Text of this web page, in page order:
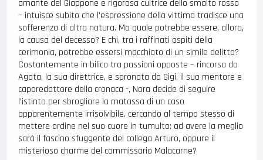
amante del Giappone e rigorosa cultrice dello smalto rosso
– intuisce subito che l’espressione della vittima tradisce una
sofferenza di altra natura. Ma quale potrebbe essere, allora,
la causa del decesso? E chi, tra i raffinati ospiti della
cerimonia, potrebbe essersi macchiato di un simile delitto?
Costantemente in bilico tra passioni opposte – rincorsa da
Agata, la sua direttrice, e spronata da Gigi, il suo mentore e
caporedattore della cronaca -, Nora decide di seguire
l’istinto per sbrogliare la matassa di un caso
apparentemente irrisolvibile, cercando al tempo stesso di
mettere ordine nel suo cuore in tumulto: ad avere la meglio
sarà il fascino sfuggente del collega Arturo, oppure il
misterioso charme del commissario Malacarne?